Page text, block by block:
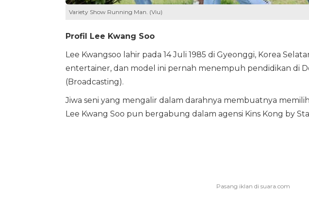
Variety Show Running Man. (Viu)
Profil Lee Kwang Soo
Lee Kwangsoo lahir pada 14 Juli 1985 di Gyeonggi, Korea
entertainer, dan model ini pernah menempuh pendidikan di
(Broadcasting).
Jiwa seni yang mengalir dalam darahnya membuatnya
Lee Kwang Soo pun bergabung dalam agensi Kins Kong by